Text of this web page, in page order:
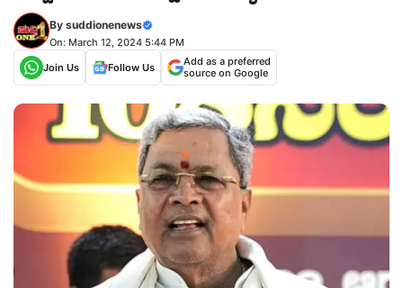
By suddionenews
On: March 12, 2024 5:44 PM
Join Us
Follow Us
Add as a preferred
source on Google